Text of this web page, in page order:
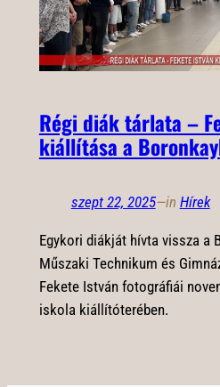
Régi diák tárlata –
kiállítása a
szept 22, 2025—in Hírek
Egykori diákját hívta vissza a
Műszaki Technikum és
Fekete István fotográfiái
iskola kiállítóterében.